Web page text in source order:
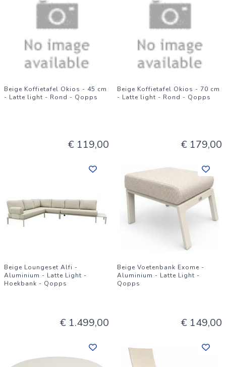
Beige Koffietafel Okios - 45 cm
- Latte light - Rond - Qopps
€ 119,00
Beige Koffietafel Okios - 70 cm
- Latte light - Rond - Qopps
€ 179,00
Beige Loungeset Alfi -
Aluminium - Latte Light -
Hoekbank - Qopps
€ 1.499,00
Beige Voetenbank Exome -
Aluminium - Latte Light -
Qopps
€ 149,00